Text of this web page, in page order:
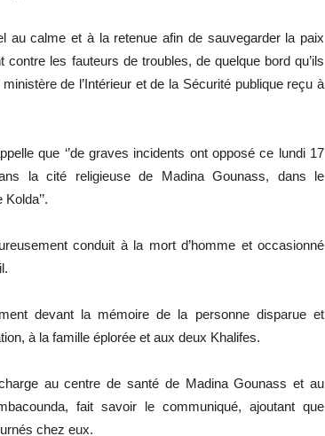
au calme et à la retenue afin de sauvegarder la paix
les fauteurs de troubles, de quelque bord qu’ils
de l’Intérieur et de la Sécurité publique reçu à
que ‘’de graves incidents ont opposé ce lundi 17
la cité religieuse de Madina Gounass, dans le
conduit à la mort d’homme et occasionné
devant la mémoire de la personne disparue et
à la famille éplorée et aux deux Khalifes.
au centre de santé de Madina Gounass et au
fait savoir le communiqué, ajoutant que
chez eux.